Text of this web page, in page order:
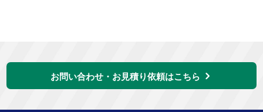
お問い合わせ・お見積り依頼はこちら